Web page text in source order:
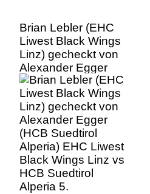
Brian Lebler (EHC
Liwest Black Wings
Linz) gecheckt von
Alexander Egger
(HCB Suedtirol
Alperia) EHC Liwest
Black Wings Linz vs
HCB Suedtirol
Alperia 5.
Viertelfinale